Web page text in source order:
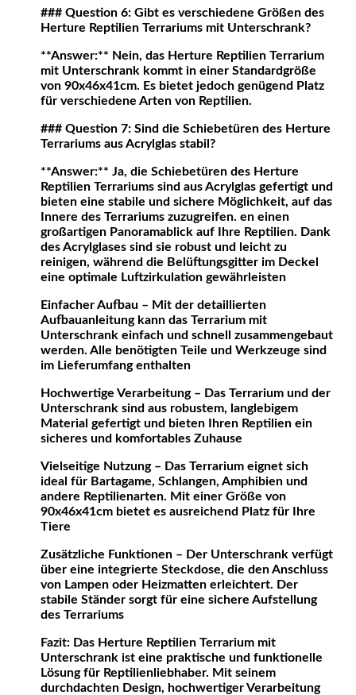
### Question 6: Gibt es verschiedene Größen des
Herture Reptilien Terrariums mit Unterschrank?
**Answer:** Nein, das Herture Reptilien Terrarium
mit Unterschrank kommt in einer Standardgröße
von 90x46x41cm. Es bietet jedoch genügend Platz
für verschiedene Arten von Reptilien.
### Question 7: Sind die Schiebetüren des Herture
Terrariums aus Acrylglas stabil?
**Answer:** Ja, die Schiebetüren des Herture
Reptilien Terrariums sind aus Acrylglas gefertigt und
bieten eine stabile und sichere Möglichkeit, auf das
Innere des Terrariums zuzugreifen. en einen
großartigen Panoramablick auf Ihre Reptilien. Dank
des Acrylglases sind sie robust und leicht zu
reinigen, während die Belüftungsgitter im Deckel
eine optimale Luftzirkulation gewährleisten
Einfacher Aufbau – Mit der detaillierten
Aufbauanleitung kann das Terrarium mit
Unterschrank einfach und schnell zusammengebaut
werden. Alle benötigten Teile und Werkzeuge sind
im Lieferumfang enthalten
Hochwertige Verarbeitung – Das Terrarium und der
Unterschrank sind aus robustem, langlebigem
Material gefertigt und bieten Ihren Reptilien ein
sicheres und komfortables Zuhause
Vielseitige Nutzung – Das Terrarium eignet sich
ideal für Bartagame, Schlangen, Amphibien und
andere Reptilienarten. Mit einer Größe von
90x46x41cm bietet es ausreichend Platz für Ihre
Tiere
Zusätzliche Funktionen – Der Unterschrank verfügt
über eine integrierte Steckdose, die den Anschluss
von Lampen oder Heizmatten erleichtert. Der
stabile Ständer sorgt für eine sichere Aufstellung
des Terrariums
Fazit: Das Herture Reptilien Terrarium mit
Unterschrank ist eine praktische und funktionelle
Lösung für Reptilienliebhaber. Mit seinem
durchdachten Design, hochwertiger Verarbeitung